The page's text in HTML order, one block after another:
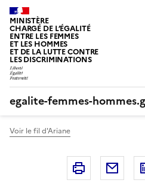
Panneau de gestion des cookies
MINISTÈRE
CHARGÉ DE L’ÉGALITÉ
ENTRE LES FEMMES
ET LES HOMMES
ET DE LA LUTTE CONTRE
LES DISCRIMINATIONS
egalite-femmes-
Voir le fil d'Ariane
Imprimer